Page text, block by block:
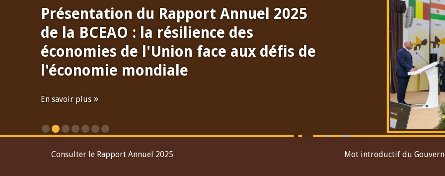
Présentation du Rapport Annuel 2025
de la BCEAO : la résilience des
économies de l'Union face aux défis de
l'économie mondiale
En savoir plus
Consulter le Rapport Annuel 2025 Mot introductif du